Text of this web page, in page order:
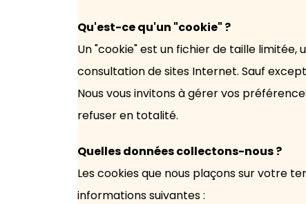
Qu'est-ce qu'un "cookie" ?
Un "cookie" est un fichier de taille
consultation de sites Internet. Sauf
Nous vous invitons à gérer vos
refuser en totalité.
Quelles données collectons-nous ?
Les cookies que nous plaçons sur votre
informations suivantes :